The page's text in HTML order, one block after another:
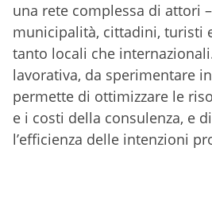
una rete complessa di attori
municipalità, cittadini, turisti
tanto locali che
lavorativa, da sperimentare
permette di ottimizzare le
e i costi della consulenza, e
l’efficienza delle intenzioni